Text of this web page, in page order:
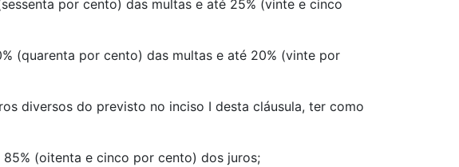
por cento) das multas e até 25% (vinte e cinco
(quarenta por cento) das multas e até 20% (vinte por
diversos do previsto no inciso I desta cláusula, ter como
(oitenta e cinco por cento) dos juros;